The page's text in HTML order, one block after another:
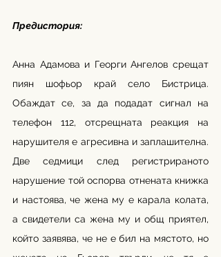
Предистория:
Анна Адамова и Георги Ангелов срещат
пиян шофьор край село Бистрица.
Обаждат се, за да подадат сигнал на
телефон 112, отсрещната реакция на
нарушителя е агресивна и заплашителна.
Две седмици след регистрираното
нарушение той оспорва отнената книжка
и настоява, че жена му е карала колата,
а свидетели са жена му и общ приятел,
който заявява, че не е бил на мястото, но